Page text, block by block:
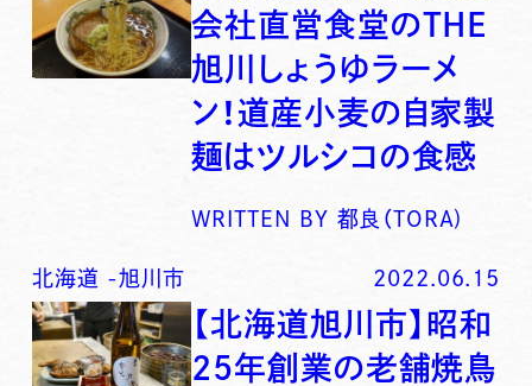
会社直営食堂のTHE
旭川しょうゆラーメ
ン！道産小麦の自家製
麺はツルシコの食感
WRITTEN BY 都良（TORA)
北海道 -旭川市 2022.06.15
【北海道旭川市】昭和
25年創業の老舗焼鳥